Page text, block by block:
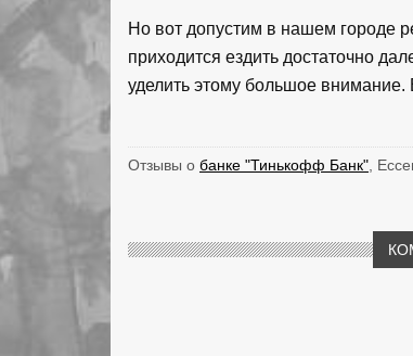
Но вот допустим в нашем городе
приходится ездить достаточно
уделить этому большое внимание.
Отзывы о банке "Тинькофф Банк" ,